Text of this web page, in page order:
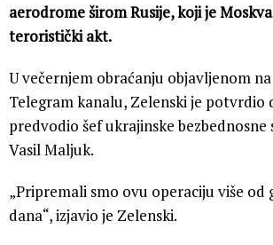
aerodrome širom Rusije, koji je
teroristički akt.
U večernjem obraćanju objavljenom
Telegram kanalu, Zelenski je potvrdio
predvodio šef ukrajinske bezbednosne
Vasil Maljuk.
„Pripremali smo ovu operaciju više od
dana“, izjavio je Zelenski.